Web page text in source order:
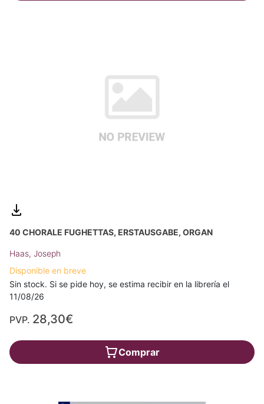
40 CHORALE FUGHETTAS, ERSTAUSGABE, ORGAN
Haas, Joseph
Disponible en breve
Sin stock. Si se pide hoy, se estima recibir en la librería el
11/08/26
PVP. 28,30€
Comprar